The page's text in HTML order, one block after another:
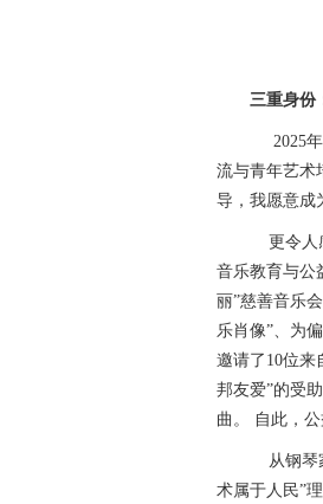
三重身份
2025年
流与青年艺术
导，我愿意成
更令人
音乐教育与公
丽”慈善音乐
乐肖像”、为
邀请了10位来
邦友爱”的受
曲。 自此，
从钢琴
术属于人民”